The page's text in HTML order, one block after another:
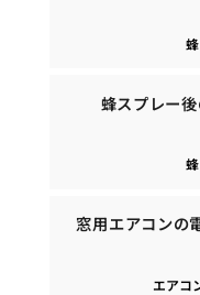
蜂
蜂スプレー
蜂
窓用エアコンの
エアコ